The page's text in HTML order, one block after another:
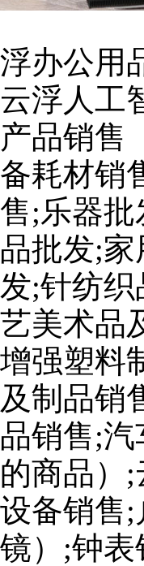
浮办公用
云浮人工
产品销售
备耗材销
售;乐器
品批发;
发;针纺
艺美术品
增强塑料
及制品销
品销售;
的商品）
设备销售
镜）;钟